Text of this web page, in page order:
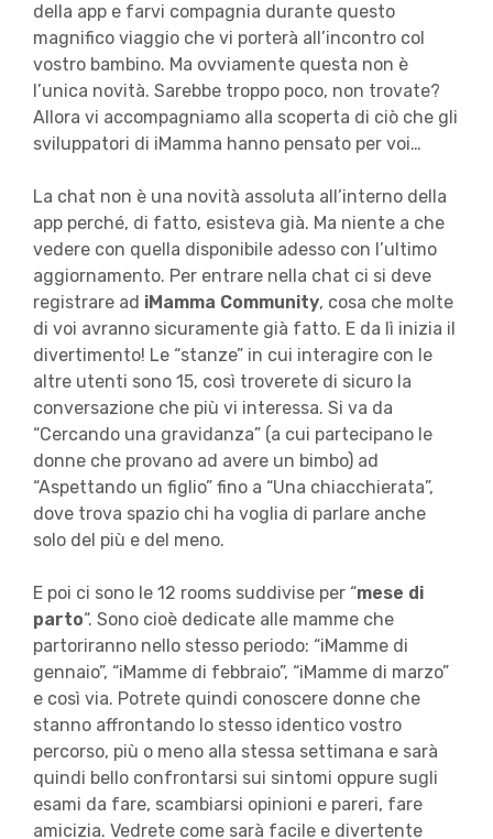
della app e farvi compagnia durante questo
magnifico viaggio che vi porterà all’incontro col
vostro bambino. Ma ovviamente questa non è
l’unica novità. Sarebbe troppo poco, non trovate?
Allora vi accompagniamo alla scoperta di ciò che gli
sviluppatori di iMamma hanno pensato per voi…
La chat non è una novità assoluta all’interno della
app perché, di fatto, esisteva già. Ma niente a che
vedere con quella disponibile adesso con l’ultimo
aggiornamento. Per entrare nella chat ci si deve
registrare ad iMamma Community, cosa che molte
di voi avranno sicuramente già fatto. E da lì inizia il
divertimento! Le “stanze” in cui interagire con le
altre utenti sono 15, così troverete di sicuro la
conversazione che più vi interessa. Si va da
“Cercando una gravidanza” (a cui partecipano le
donne che provano ad avere un bimbo) ad
“Aspettando un figlio” fino a “Una chiacchierata”,
dove trova spazio chi ha voglia di parlare anche
solo del più e del meno.
E poi ci sono le 12 rooms suddivise per “mese di
parto“. Sono cioè dedicate alle mamme che
partoriranno nello stesso periodo: “iMamme di
gennaio”, “iMamme di febbraio”, “iMamme di marzo”
e così via. Potrete quindi conoscere donne che
stanno affrontando lo stesso identico vostro
percorso, più o meno alla stessa settimana e sarà
quindi bello confrontarsi sui sintomi oppure sugli
esami da fare, scambiarsi opinioni e pareri, fare
amicizia. Vedrete come sarà facile e divertente